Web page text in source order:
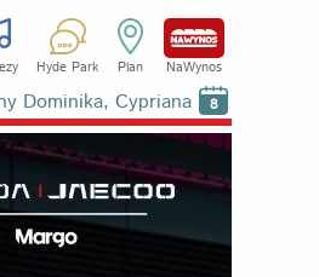
Hyde Park Plan NaWynos
Dominika, Cypriana 8